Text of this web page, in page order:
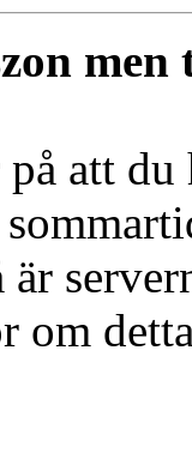
på att
är
om